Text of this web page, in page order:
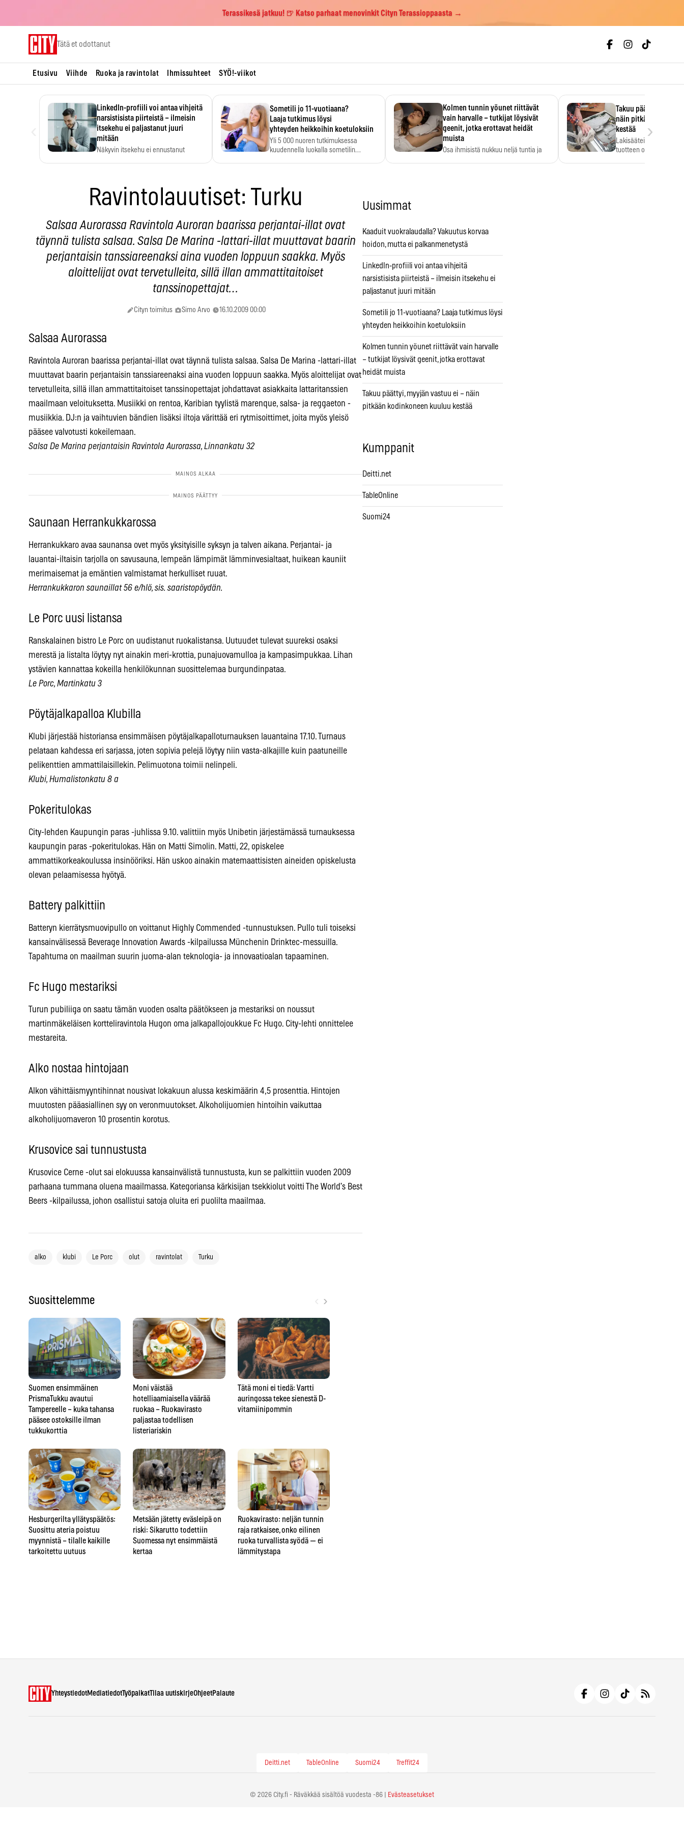
Terassikesä jatkuu! 🍺 Katso parhaat menovinkit Cityn Terassioppaasta →
Tätä et odottanut
Etusivu Viihde Ruoka ja ravintolat Ihmissuhteet SYÖ!-viikot
LinkedIn-profiili voi antaa vihjeitä
narsistisista piirteistä – ilmeisin
itsekehu ei paljastanut juuri
mitään
Näkyvin itsekehu ei ennustanut
Sometili jo 11-vuotiaana?
Laaja tutkimus löysi
yhteyden heikkoihin koetuloksiin
Yli 5 000 nuoren tutkimuksessa
kuudennella luokalla sometilin…
Kolmen tunnin yöunet riittävät
vain harvalle – tutkijat löysivät
geenit, jotka erottavat heidät
muista
Osa ihmisistä nukkuu neljä tuntia ja
Takuu päättyi,
näin pitkään
kestää
Lakisääteinen
tuotteen oletetun
›
Ravintolauutiset: Turku
Salsaa Aurorassa Ravintola Auroran baarissa perjantai-illat ovat
täynnä tulista salsaa. Salsa De Marina -lattari-illat muuttavat baarin
perjantaisin tanssiareenaksi aina vuoden loppuun saakka. Myös
aloittelijat ovat tervetulleita, sillä illan ammattitaitoiset
tanssinopettajat…
Cityn toimitus Simo Arvo 16.10.2009 00:00
Salsaa Aurorassa
Ravintola Auroran baarissa perjantai-illat ovat täynnä tulista salsaa. Salsa De Marina -lattari-illat
muuttavat baarin perjantaisin tanssiareenaksi aina vuoden loppuun saakka. Myös aloittelijat ovat
tervetulleita, sillä illan ammattitaitoiset tanssinopettajat johdattavat asiakkaita lattaritanssien
maailmaan veloituksetta. Musiikki on rentoa, Karibian tyylistä marenque, salsa- ja reggaeton -
musiikkia. DJ:n ja vaihtuvien bändien lisäksi iltoja värittää eri rytmisoittimet, joita myös yleisö
pääsee valvotusti kokeilemaan.
Salsa De Marina perjantaisin Ravintola Aurorassa, Linnankatu 32
Saunaan Herrankukkarossa
Herrankukkaro avaa saunansa ovet myös yksityisille syksyn ja talven aikana. Perjantai- ja
lauantai-iltaisin tarjolla on savusauna, lempeän lämpimät lämminvesialtaat, huikean kauniit
merimaisemat ja emäntien valmistamat herkulliset ruuat.
Herrankukkaron saunaillat 56 e/hlö, sis. saaristopöydän.
Le Porc uusi listansa
Ranskalainen bistro Le Porc on uudistanut ruokalistansa. Uutuudet tulevat suureksi osaksi
merestä ja listalta löytyy nyt ainakin meri-krottia, punajuovamulloa ja kampasimpukkaa. Lihan
ystävien kannattaa kokeilla henkilökunnan suosittelemaa burgundinpataa.
Le Porc, Martinkatu 3
Pöytäjalkapalloa Klubilla
Klubi järjestää historiansa ensimmäisen pöytäjalkapalloturnauksen lauantaina 17.10. Turnaus
pelataan kahdessa eri sarjassa, joten sopivia pelejä löytyy niin vasta-alkajille kuin paatuneille
pelikenttien ammattilaisillekin. Pelimuotona toimii nelinpeli.
Klubi, Humalistonkatu 8 a
Pokeritulokas
City-lehden Kaupungin paras -juhlissa 9.10. valittiin myös Unibetin järjestämässä turnauksessa
kaupungin paras -pokeritulokas. Hän on Matti Simolin. Matti, 22, opiskelee
ammattikorkeakoulussa insinööriksi. Hän uskoo ainakin matemaattisisten aineiden opiskelusta
olevan pelaamisessa hyötyä.
Battery palkittiin
Batteryn kierrätysmuovipullo on voittanut Highly Commended -tunnustuksen. Pullo tuli toiseksi
kansainvälisessä Beverage Innovation Awards -kilpailussa Münchenin Drinktec-messuilla.
Tapahtuma on maailman suurin juoma-alan teknologia- ja innovaatioalan tapaaminen.
Fc Hugo mestariksi
Turun pubiliiga on saatu tämän vuoden osalta päätökseen ja mestariksi on noussut
martinmäkeläisen kortteliravintola Hugon oma jalkapallojoukkue Fc Hugo. City-lehti onnittelee
mestareita.
Alko nostaa hintojaan
Alkon vähittäismyyntihinnat nousivat lokakuun alussa keskimäärin 4,5 prosenttia. Hintojen
muutosten pääasiallinen syy on veronmuutokset. Alkoholijuomien hintoihin vaikuttaa
alkoholijuomaveron 10 prosentin korotus.
Krusovice sai tunnustusta
Krusovice Cerne -olut sai elokuussa kansainvälistä tunnustusta, kun se palkittiin vuoden 2009
parhaana tummana oluena maailmassa. Kategoriansa kärkisijan tsekkiolut voitti The World’s Best
Beers -kilpailussa, johon osallistui satoja oluita eri puolilta maailmaa.
alko klubi Le Porc olut ravintolat Turku
Suosittelemme ›
Suomen ensimmäinen
PrismaTukku avautui
Tampereelle – kuka tahansa
pääsee ostoksille ilman
tukkukorttia
Hesburgerilta yllätyspäätös:
Suosittu ateria poistuu
myynnistä – tilalle kaikille
tarkoitettu uutuus
Moni väistää
hotelliaamiaisella väärää
ruokaa – Ruokavirasto
paljastaa todellisen
listeriariskin
Metsään jätetty eväsleipä on
riski: Sikarutto todettiin
Suomessa nyt ensimmäistä
kertaa
Tätä moni ei tiedä: Vartti
auringossa tekee sienestä D-
vitamiinipommin
Ruokavirasto: neljän tunnin
raja ratkaisee, onko eilinen
ruoka turvallista syödä — ei
lämmitystapa
Uusimmat
Kaaduit vuokralaudalla? Vakuutus korvaa
hoidon, mutta ei palkanmenetystä
LinkedIn-profiili voi antaa vihjeitä
narsistisista piirteistä – ilmeisin itsekehu ei
paljastanut juuri mitään
Sometili jo 11-vuotiaana? Laaja tutkimus löysi
yhteyden heikkoihin koetuloksiin
Kolmen tunnin yöunet riittävät vain harvalle
– tutkijat löysivät geenit, jotka erottavat
heidät muista
Takuu päättyi, myyjän vastuu ei – näin
pitkään kodinkoneen kuuluu kestää
Kumppanit
Deitti.net
TableOnline
Suomi24
YhteystiedotMediatiedotTyöpaikatTilaa uutiskirjeOhjeetPalaute
Deitti.net TableOnline Suomi24 Treffit24
© 2026 City.fi - Räväkkää sisältöä vuodesta -86 | Evästeasetukset